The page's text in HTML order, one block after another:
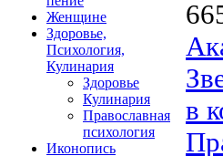
Женщине
Здоровье,
Психология,
Кулинария
Здоровье
Кулинария
Православная
психология
Иконопись
в